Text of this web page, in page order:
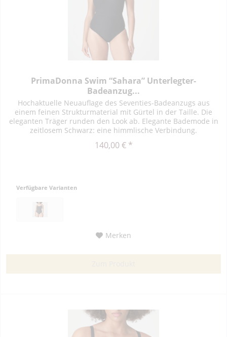
PrimaDonna Swim “Sahara” Unterlegter-
Badeanzug...
Hochaktuelle Neuauflage des Seventies-Badeanzugs aus
einem feinen Strukturmaterial mit Gürtel in der Taille. Die
eleganten Träger runden den Look ab. Elegante Bademode in
zeitlosem Schwarz: eine himmlische Verbindung.
Polyamid:68%,...
140,00 € *
Verfügbare Varianten
Merken